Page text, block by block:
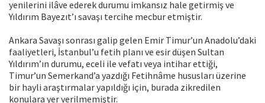
yenilerini ilâve ederek durumu imkansız hale getirmiş ve
Yıldırım Bayezıt’ı savaşı tercihe mecbur etmiştir.
Ankara Savaşı sonrası galip gelen Emir Timur’un Anadolu’daki
faaliyetleri, İstanbul’u fetih planı ve esir düşen Sultan
Yıldırım’ın durumu, eceli ile vefatı veya intihar ettiği,
Timur’un Semerkand’a yazdığı Fetihnâme hususları üzerine
bir hayli araştırmalar yapıldığı için, burada zikredilen
konulara yer verilmemiştir.